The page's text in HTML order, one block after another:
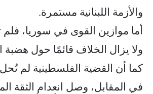
والأزمة اللبنانية مستمرة.
أما موازين القوى في سوريا،
ولا يزال الخلاف قائمًا حول هضبة
كما أن القضية الفلسطينية لم
في المقابل، وصل انعدام الثقة